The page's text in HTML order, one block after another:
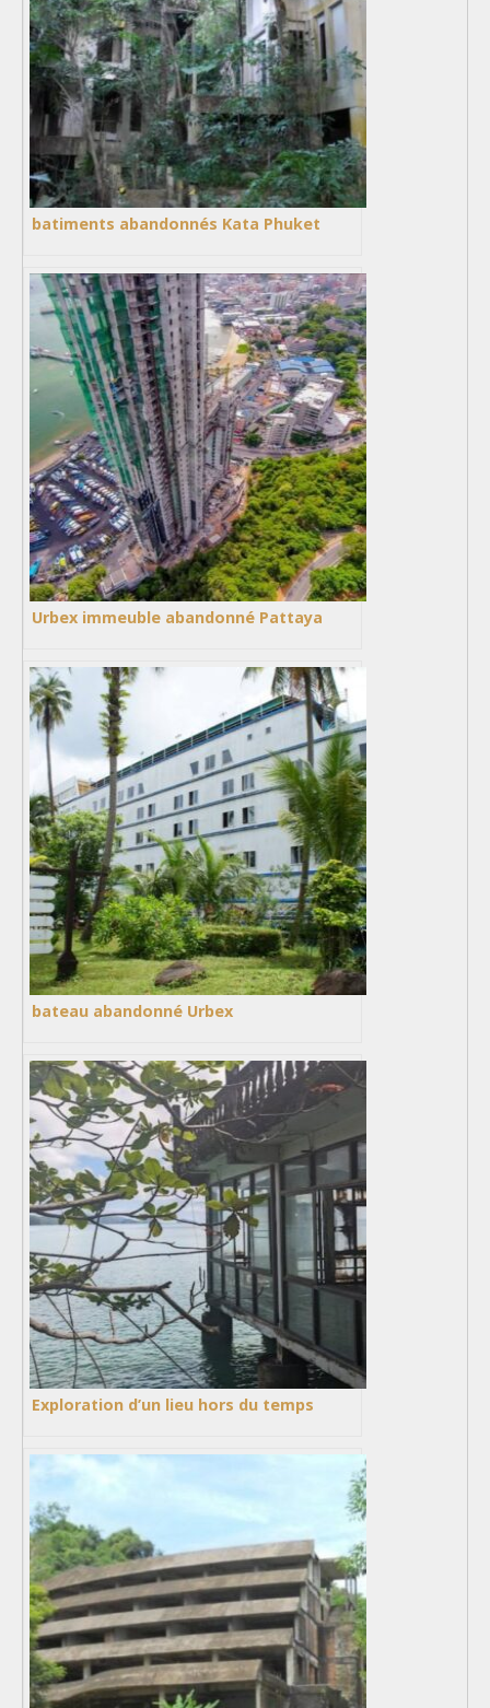
batiments abandonnés Kata Phuket
Urbex immeuble abandonné Pattaya
bateau abandonné Urbex
Exploration d’un lieu hors du temps